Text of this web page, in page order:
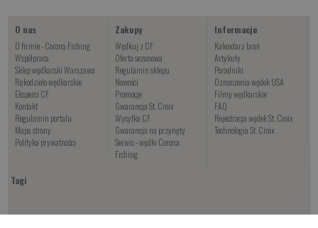
O nas
O firmie - Corona Fishing
Współpraca
Sklep wędkarski Warszawa
Rękodzieło wędkarskie
Eksperci CF
Kontakt
Regulamin portalu
Mapa strony
Polityka prywatności
Zakupy
Wędkuj z CF
Oferta sezonowa
Regulamin sklepu
Nowości
Promocje
Gwarancja St. Croix
Wysyłka CF
Gwarancja na przynęty
Serwis - wędki Corona
Fishing
Informacje
Kalendarz brań
Artykuły
Poradniki
Oznaczenia wędek USA
Filmy wędkarskie
FAQ
Rejestracja wędek St. Croix
Technologia St. Croix
Tagi